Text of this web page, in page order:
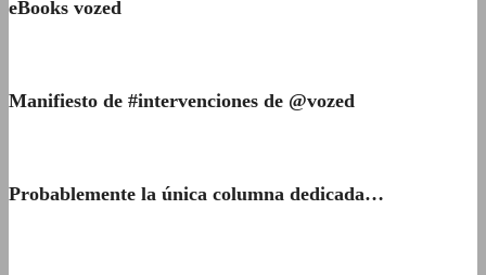
eBooks vozed
Manifiesto de #intervenciones de @vozed
Probablemente la única columna dedicada…